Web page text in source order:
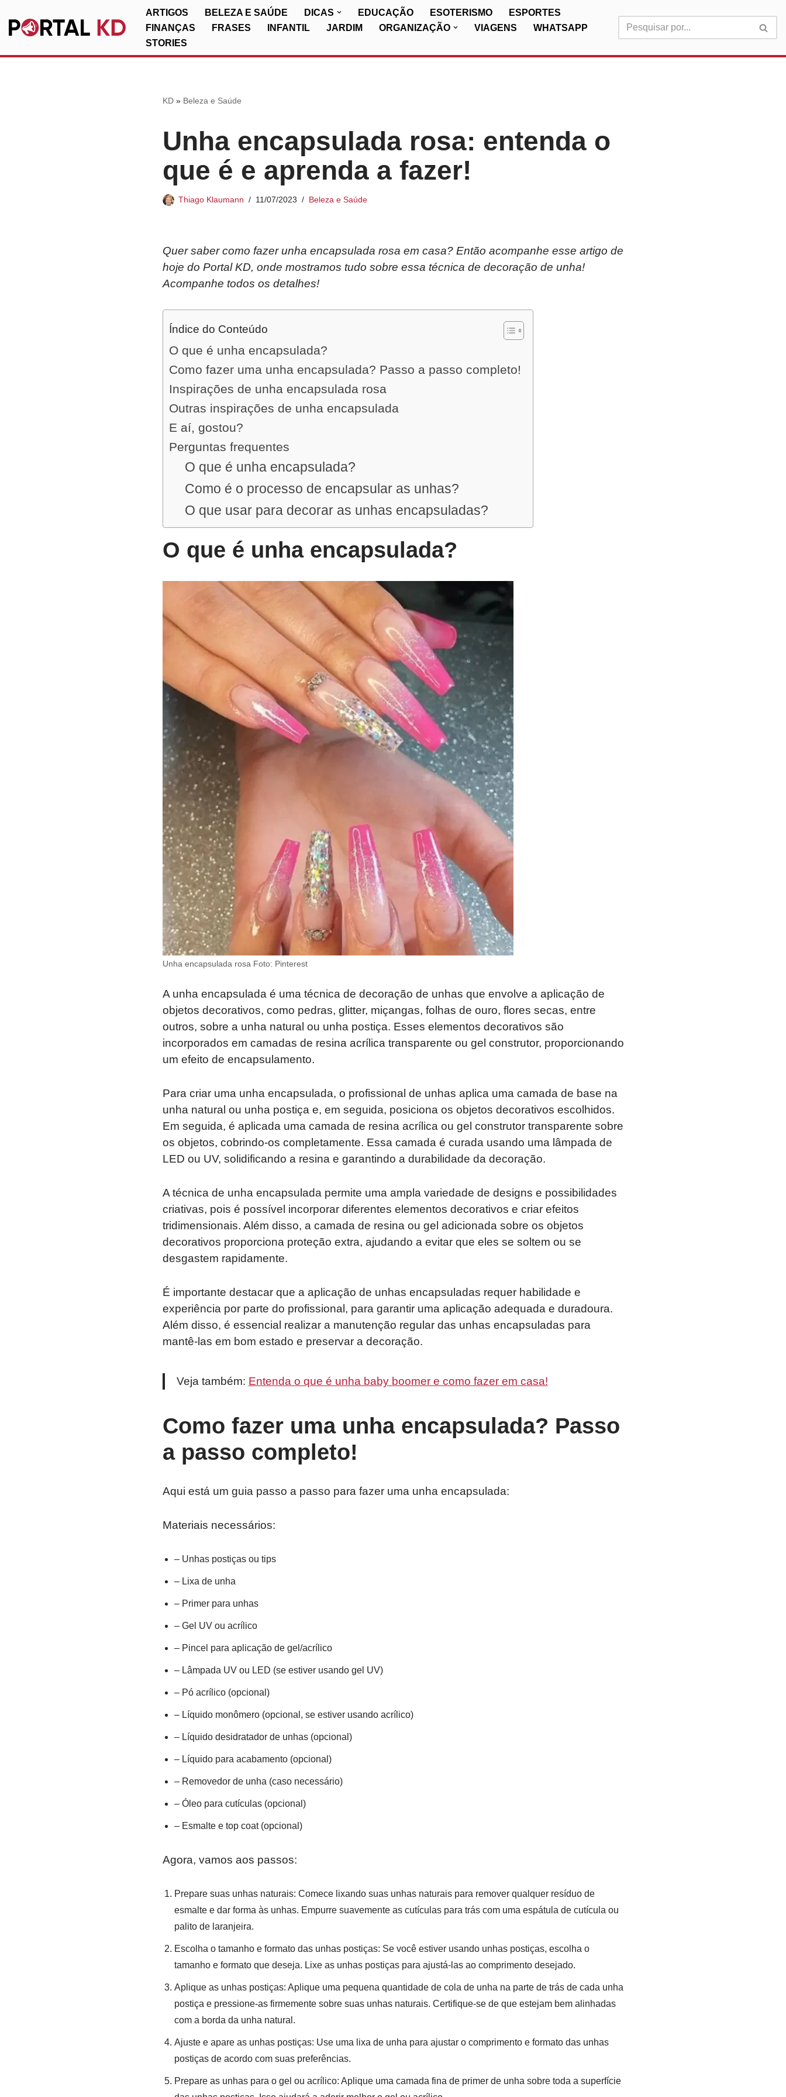
Pular
ARTIGOS BELEZA E SAÚDE DICAS EDUCAÇÃO ESOTERISMO
ESPORTES
FINANÇAS
FRASES INFANTIL JARDIM ORGANIZAÇÃO VIAGENS
WHATSAPP
STORIES
KD» Beleza e Saúde
Unha encapsulada rosa: entenda o
que é e aprenda a fazer!
Thiago Klaumann 11/07/2023 Beleza e Saúde
Quer saber como fazer unha encapsulada rosa em casa? Então acompanhe esse artigo de
hoje do Portal KD, onde mostramos tudo sobre essa técnica de decoração de unha!
Acompanhe todos os detalhes!
Índice do Conteúdo
O que é unha encapsulada?
Como fazer uma unha encapsulada? Passo a passo completo!
Inspirações de unha encapsulada rosa
Outras inspirações de unha encapsulada
E aí, gostou?
Perguntas frequentes
O que é unha encapsulada?
Como é o processo de encapsular as unhas?
O que usar para decorar as unhas encapsuladas?
O que é unha encapsulada?
Unha encapsulada rosa Foto: Pinterest
A unha encapsulada é uma técnica de decoração de unhas que envolve a aplicação de
objetos decorativos, como pedras, glitter, miçangas, folhas de ouro, flores secas, entre
outros, sobre a unha natural ou unha postiça. Esses elementos decorativos são
incorporados em camadas de resina acrílica transparente ou gel construtor, proporcionando
um efeito de encapsulamento.
Para criar uma unha encapsulada, o profissional de unhas aplica uma camada de base na
unha natural ou unha postiça e, em seguida, posiciona os objetos decorativos escolhidos.
Em seguida, é aplicada uma camada de resina acrílica ou gel construtor transparente sobre
os objetos, cobrindo-os completamente. Essa camada é curada usando uma lâmpada de
LED ou UV, solidificando a resina e garantindo a durabilidade da decoração.
A técnica de unha encapsulada permite uma ampla variedade de designs e possibilidades
criativas, pois é possível incorporar diferentes elementos decorativos e criar efeitos
tridimensionais. Além disso, a camada de resina ou gel adicionada sobre os objetos
decorativos proporciona proteção extra, ajudando a evitar que eles se soltem ou se
desgastem rapidamente.
É importante destacar que a aplicação de unhas encapsuladas requer habilidade e
experiência por parte do profissional, para garantir uma aplicação adequada e duradoura.
Além disso, é essencial realizar a manutenção regular das unhas encapsuladas para
mantê-las em bom estado e preservar a decoração.
Veja também: Entenda o que é unha baby boomer e como fazer em casa!
Como fazer uma unha encapsulada? Passo
a passo completo!
Aqui está um guia passo a passo para fazer uma unha encapsulada:
Materiais necessários:
– Unhas postiças ou tips
– Lixa de unha
– Primer para unhas
– Gel UV ou acrílico
– Pincel para aplicação de gel/acrílico
– Lâmpada UV ou LED (se estiver usando gel UV)
– Pó acrílico (opcional)
– Líquido monômero (opcional, se estiver usando acrílico)
– Líquido desidratador de unhas (opcional)
– Líquido para acabamento (opcional)
– Removedor de unha (caso necessário)
– Óleo para cutículas (opcional)
– Esmalte e top coat (opcional)
Agora, vamos aos passos:
Prepare suas unhas naturais: Comece lixando suas unhas naturais para remover qualquer resíduo de
esmalte e dar forma às unhas. Empurre suavemente as cutículas para trás com uma espátula de cutícula ou
palito de laranjeira.
Escolha o tamanho e formato das unhas postiças: Se você estiver usando unhas postiças, escolha o
tamanho e formato que deseja. Lixe as unhas postiças para ajustá-las ao comprimento desejado.
Aplique as unhas postiças: Aplique uma pequena quantidade de cola de unha na parte de trás de cada unha
postiça e pressione-as firmemente sobre suas unhas naturais. Certifique-se de que estejam bem alinhadas
com a borda da unha natural.
Ajuste e apare as unhas postiças: Use uma lixa de unha para ajustar o comprimento e formato das unhas
postiças de acordo com suas preferências.
Prepare as unhas para o gel ou acrílico: Aplique uma camada fina de primer de unha sobre toda a superfície